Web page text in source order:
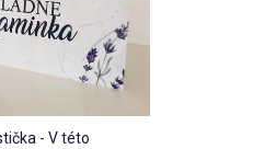
- V této